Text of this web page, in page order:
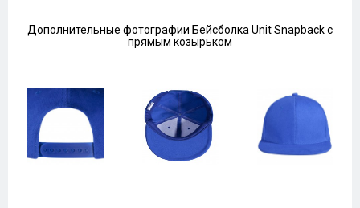
Дополнительные фотографии Бейсболка Unit Snapback с
прямым козырьком